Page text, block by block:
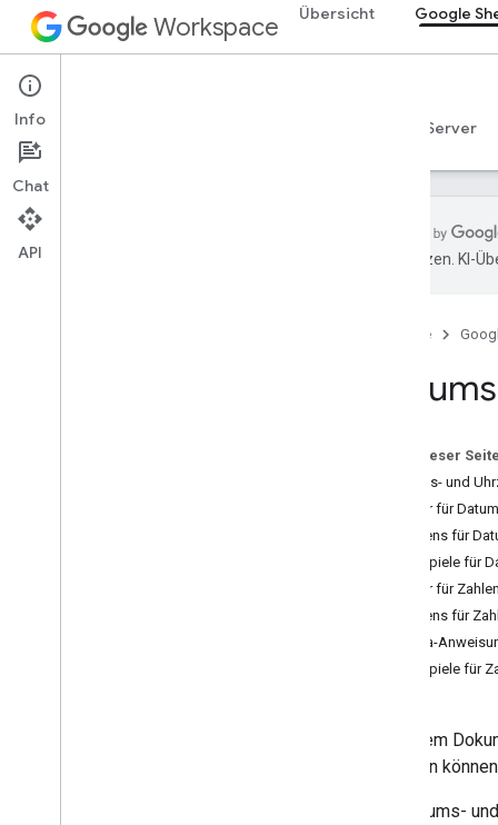
Workspace Übersicht Google
Google Sheets
Übersicht MCP-Server
übersetzen. KI-
Startseite
Auf dieser Seite
Datums- und
Muster für
Tokens für
Beispiele für
Muster für
Tokens für
Meta-
Beispiele für
In diesem
einfügen
Mit Datums-
Info
Chat
API